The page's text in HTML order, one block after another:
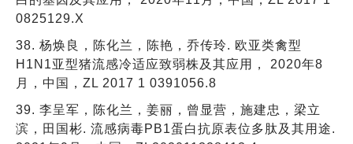
0825129.X
38. 杨焕良，陈化兰，陈艳，乔传玲. 欧亚类禽型
H1N1亚型猪流感冷适应致弱株及其应用， 2020年8
月，中国，ZL 2017 1 0391056.8
39. 李呈军，陈化兰，姜丽，曾显营，施建忠，梁立
滨，田国彬. 流感病毒PB1蛋白抗原表位多肽及其用途.